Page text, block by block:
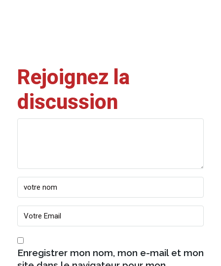
Rejoignez la
discussion
Enregistrer mon nom, mon e-mail et mon